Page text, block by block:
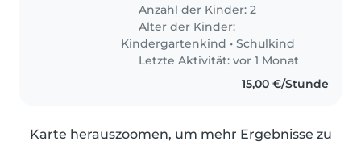
Anzahl der Kinder: 2
Alter der Kinder:
Kindergartenkind •Schulkind
Letzte Aktivität: vor 1 Monat
15,00 €/Stunde
Karte herauszoomen, um mehr Ergebnisse zu